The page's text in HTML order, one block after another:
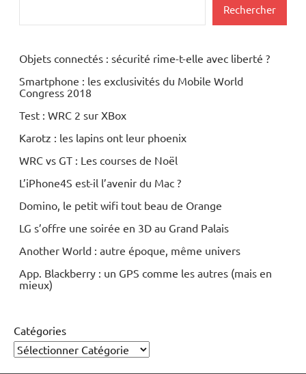
Rechercher
Objets connectés : sécurité rime-t-elle avec liberté ?
Smartphone : les exclusivités du Mobile World
Congress 2018
Test : WRC 2 sur XBox
Karotz : les lapins ont leur phoenix
WRC vs GT : Les courses de Noël
L’iPhone4S est-il l’avenir du Mac ?
Domino, le petit wifi tout beau de Orange
LG s’offre une soirée en 3D au Grand Palais
Another World : autre époque, même univers
App. Blackberry : un GPS comme les autres (mais en
mieux)
Catégories